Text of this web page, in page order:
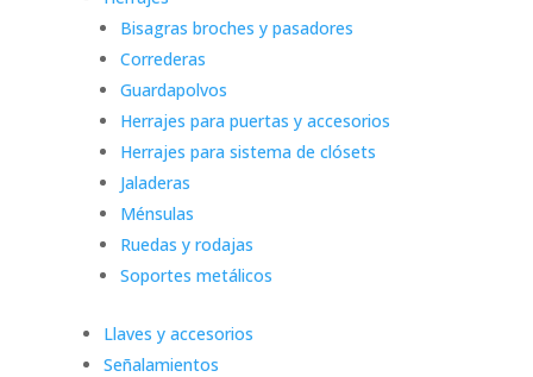
Bisagras broches y pasadores
Correderas
Guardapolvos
Herrajes para puertas y accesorios
Herrajes para sistema de clósets
Jaladeras
Ménsulas
Ruedas y rodajas
Soportes metálicos
Llaves y accesorios
Señalamientos